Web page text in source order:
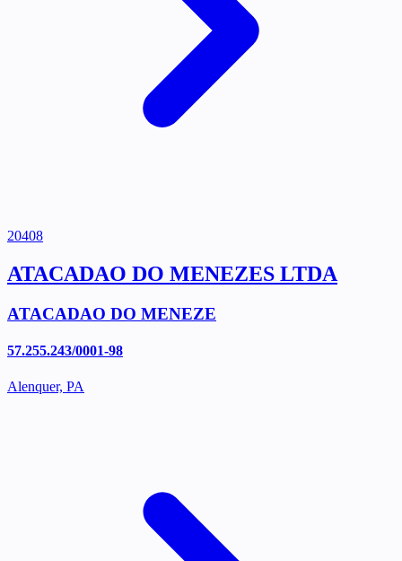
20408
ATACADAO DO MENEZES LTDA
ATACADAO DO MENEZE
57.255.243/0001-98
Alenquer, PA